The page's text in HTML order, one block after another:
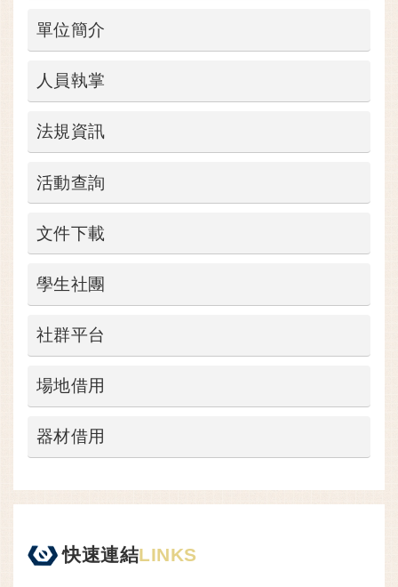
單位簡介
人員執掌
法規資訊
活動查詢
文件下載
學生社團
社群平台
場地借用
器材借用
快速連結LINKS